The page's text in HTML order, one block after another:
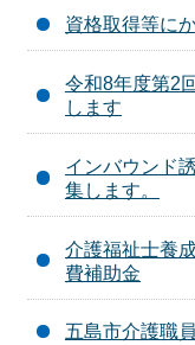
資格取得等に
令和8年度第2
します
インバウンド
集します。
介護福祉士養
費補助金
五島市介護職